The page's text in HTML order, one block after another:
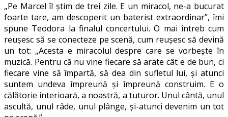
„Pe Marcel îl știm de trei zile. E un miracol, ne-a bucurat
foarte tare, am descoperit un baterist extraordinar”, îmi
spune Teodora la finalul concertului. O mai întreb cum
reușesc să se conecteze pe scenă, cum reușesc să devină
un tot: „Acesta e miracolul despre care se vorbește în
muzică. Pentru că nu vine fiecare să arate cât e de bun, ci
fiecare vine să împartă, să dea din sufletul lui, și atunci
suntem undeva împreună și împreună construim. E o
călătorie interioară, a noastră, a tuturor. Unul cântă, unul
ascultă, unul râde, unul plânge, și-atunci devenim un tot